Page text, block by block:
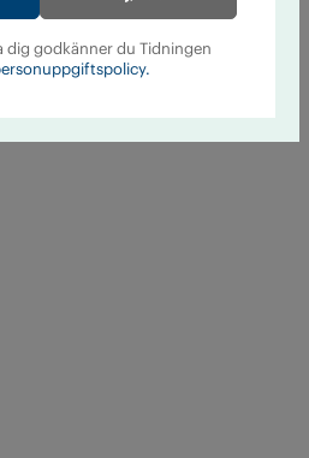
dig godkänner du Tidningen